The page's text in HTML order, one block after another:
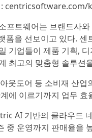
: centricsoftware.com/
프트웨어는 브랜드사
폼을 선보이고 있다.
기업들이 제품 기획,
최고의 맞춤형 솔루션
웃도어 등 소비재 산
에 이르기까지 업무
AI 기반의 클라우드
중 운영까지 판매율을